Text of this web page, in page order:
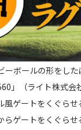
ーボールの形をした
」（ライト株式会
風ゲートをくぐら
らゲートをくぐら